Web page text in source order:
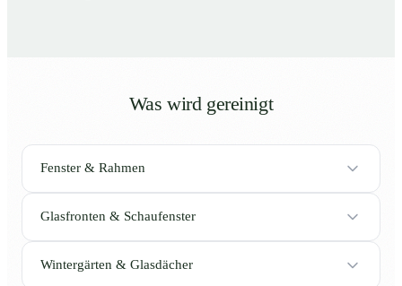
Was wird gereinigt
Fenster & Rahmen
Glasfronten & Schaufenster
Wintergärten & Glasdächer